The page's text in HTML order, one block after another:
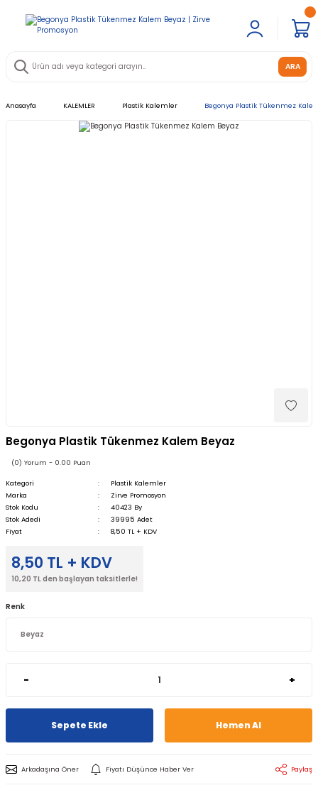
ARA
Anasayfa KALEMLER Plastik Kalemler Begonya Plastik Tükenmez
Begonya Plastik Tükenmez Kalem Beyaz
(0) Yorum - 0.00 Puan
Kategori
Plastik Kalemler
Marka
Zirve Promosyon
Stok Kodu
40423 By
Stok Adedi
39995 Adet
Fiyat
8,50 TL + KDV
8,50 TL + KDV
10,20 TL den başlayan taksitlerle!
Renk
- +
Sepete Ekle Hemen Al
Arkadaşına Öner Fiyatı Düşünce Haber Ver Paylaş